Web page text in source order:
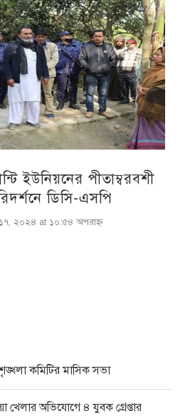
ইউনিয়নের পীতাম্বরবশী
ডিসি-এসপি
১৭, ২০২৪ at ১০:৫৪ অপরাহ্ণ
কমিটির মাসিক সভা
খেলার অভিযোগে ৪ যুবক গ্রেপ্তার